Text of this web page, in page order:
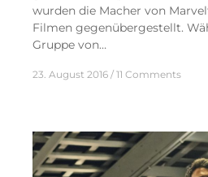
wurden die Macher von
Filmen gegenübergestellt.
Gruppe von…
23. August 2016 11 Comments